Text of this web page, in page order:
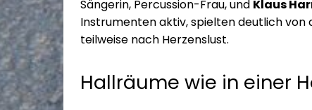
Sängerin, Percussion-Frau, und Klaus
Instrumenten aktiv, spielten deutlich
teilweise nach Herzenslust.
Hallräume wie in einer